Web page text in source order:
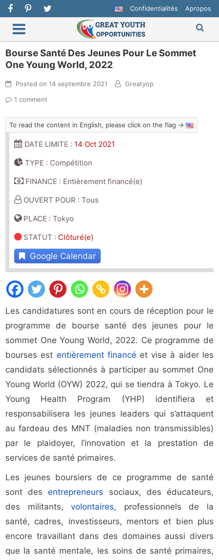
Confidentialités Apropos
Bourse Santé Des Jeunes Pour Le Sommet
One Young World, 2022
Posted on14 septembre 2021
Greatyop
1 comment
To read the content in English, please click on the flag →
DATE LIMITE : 14 Oct 2021
TYPE : Compétition
FINANCE : Entièrement financé(e)
OUVERT POUR : Tous
PLACE : Tokyo
STATUT : Clôturé(e)
Google Calendar
Les candidatures sont en cours de réception pour le
programme de bourse santé des jeunes pour le
sommet One Young World, 2022. Ce programme de
bourses est entièrement financé et vise à aider les
candidats sélectionnés à participer au sommet One
Young World (OYW) 2022, qui se tiendra à Tokyo. Le
Young Health Program (YHP) identifiera et
responsabilisera les jeunes leaders qui s’attaquent
au fardeau des MNT (maladies non transmissibles)
par le plaidoyer, l’innovation et la prestation de
services de santé primaires.
Les jeunes boursiers de ce programme de santé
sont desentrepreneurs sociaux, des éducateurs,
des militants,volontaires, professionnels de la
santé, cadres, investisseurs, mentors et bien plus
encore travaillant dans des domaines aussi divers
que la santé mentale, les soins de santé primaires,